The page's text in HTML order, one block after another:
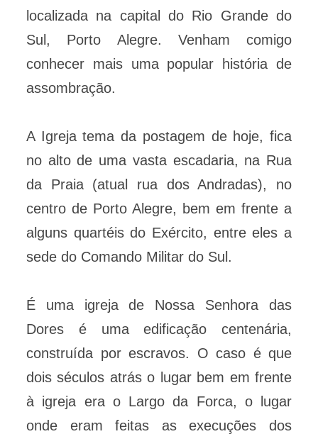
localizada na capital do Rio Grande do
Sul, Porto Alegre. Venham comigo
conhecer mais uma popular história de
assombração.
A Igreja tema da postagem de hoje, fica
no alto de uma vasta escadaria, na Rua
da Praia (atual rua dos Andradas), no
centro de Porto Alegre, bem em frente a
alguns quartéis do Exército, entre eles a
sede do Comando Militar do Sul.
É uma igreja de Nossa Senhora das
Dores é uma edificação centenária,
construída por escravos. O caso é que
dois séculos atrás o lugar bem em frente
à igreja era o Largo da Forca, o lugar
onde eram feitas as execuções dos